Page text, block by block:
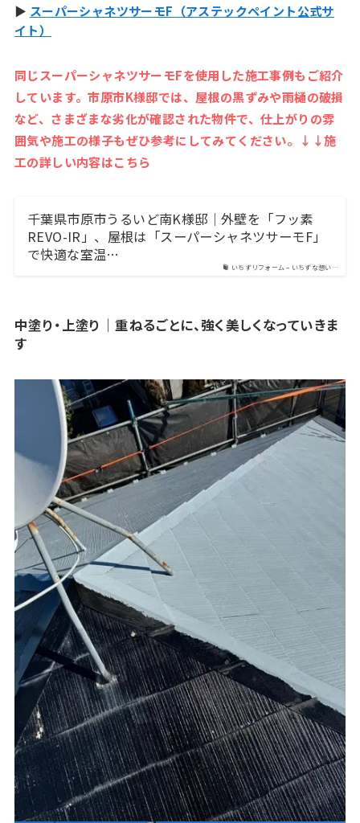
▶ スーパーシャネツサーモF（アステックペイント公式サ
イト）
同じスーパーシャネツサーモFを使用した施工事例もご紹介
しています。市原市K様邸では、屋根の黒ずみや雨樋の破損
など、さまざまな劣化が確認された物件で、仕上がりの雰
囲気や施工の様子もぜひ参考にしてみてください。↓↓施
工の詳しい内容はこちら
いちずリフォーム – いちずな想い…
千葉県市原市うるいど南K様邸｜外壁を「フッ素
REVO-IR」、屋根は「スーパーシャネツサーモF」
で快適な室温…
中塗り・上塗り｜重ねるごとに、強く美しくなっていきま
す